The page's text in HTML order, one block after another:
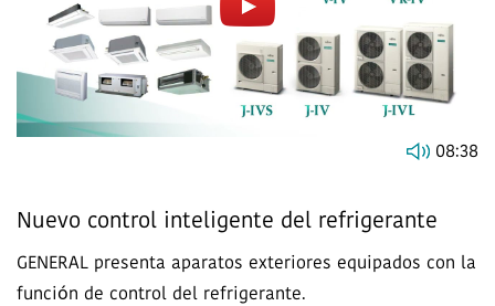
08:38
Nuevo control inteligente del refrigerante
GENERAL presenta aparatos exteriores equipados con la
función de control del refrigerante.